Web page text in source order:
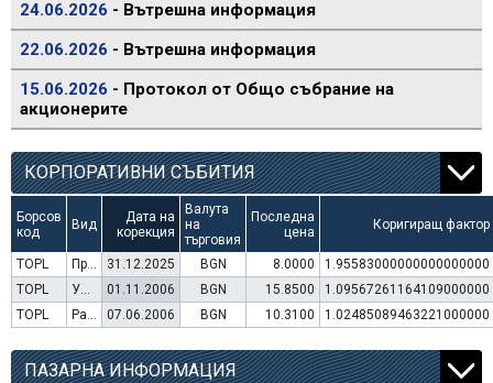
24.06.2026 - Вътрешна информация
22.06.2026 - Вътрешна информация
15.06.2026 - Протокол от Общо събрание на
акционерите
КОРПОРАТИВНИ СЪБИТИЯ
Борсов
код
Вид
Дата на
корекция
Валута
на
търговия
Последна
цена
Коригиращ фактор
TOPL Преминаване към търговия в Евро 31.12.2025 BGN 8.0000
1.95583000000000000000
TOPL
Увеличение на капитал (права) 01.11.2006 BGN 15.8500
1.09567261164109000000
TOPL
Раздаване на дивидент 07.06.2006 BGN 10.3100 1.02485089463221000000
ПАЗАРНА ИНФОРМАЦИЯ